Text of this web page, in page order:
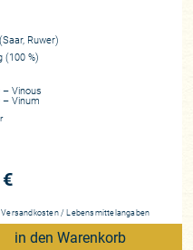
Weinhaus, bei dem die
letzten Jahren erleben
wieder eine Renaissance.
Weine, die so nur an der
Zeugnis
Stelle steht. Wer einen
viel Freude mit den
2023ern von der wohl
Ruwer)
(100 %)
Vinous
– Vinum
Versandkosten / Lebensmittelangaben
in den Warenkorb